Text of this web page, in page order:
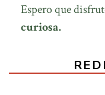
Espero que
curiosa.